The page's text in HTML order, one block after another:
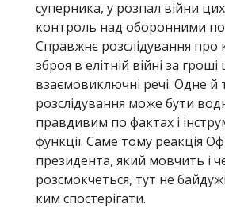
суперника, у розпал війни
контроль над оборонними
Справжнє розслідування про
зброя в елітній війні за гроші
взаємовиключні речі. Одне й
розслідування може бути
правдивим по фактах і
функції. Саме тому реакція
президента, який мовчить і
розсмокчеться, тут не
ким спостерігати.